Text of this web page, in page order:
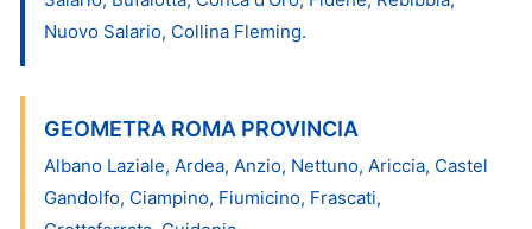
Nuovo Salario, Collina Fleming.
GEOMETRA ROMA PROVINCIA
Albano Laziale, Ardea, Anzio, Nettuno, Ariccia, Castel
Gandolfo, Ciampino, Fiumicino, Frascati,